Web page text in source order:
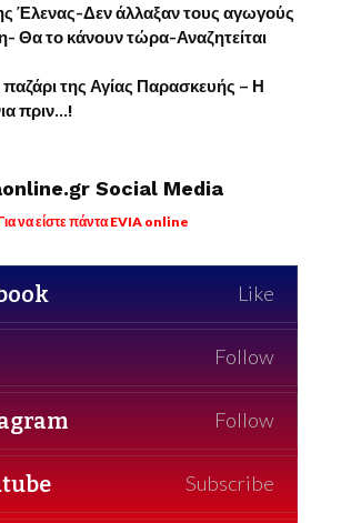
Έλενας-Δεν άλλαξαν τους αγωγούς
Θα το κάνουν τώρα-Αναζητείται
της Αγίας Παρασκευής – Η
πριν…!
Social Media
να είστε πάντα EVIA online
Like
Follow
Follow
Subscribe